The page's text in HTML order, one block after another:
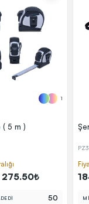
1
5 m )
275.50₺
50